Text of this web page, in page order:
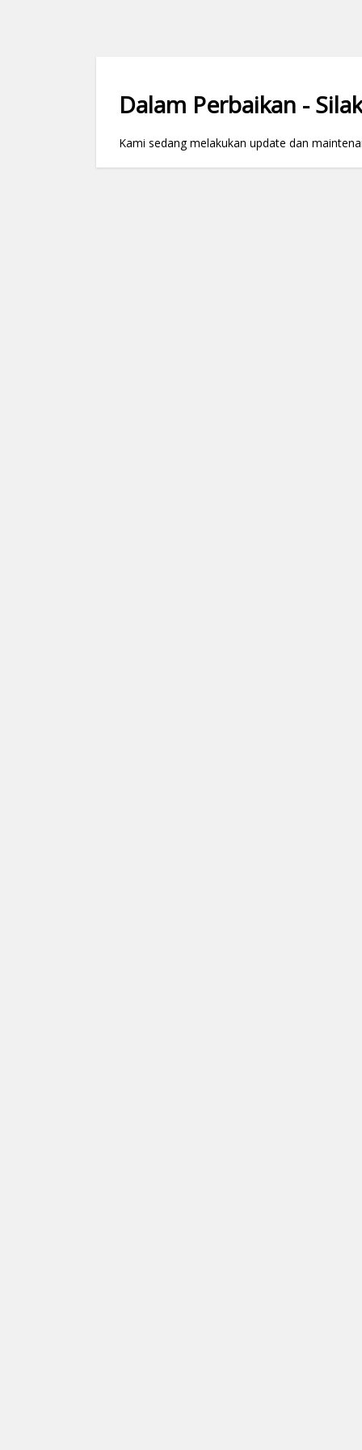
Dalam Perbaikan -
Kami sedang melakukan update dan